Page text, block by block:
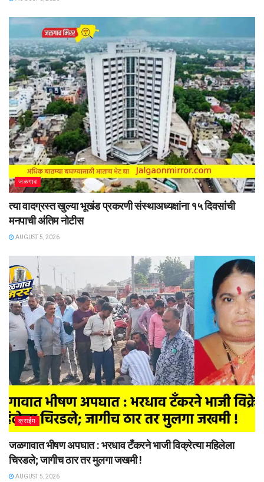
जळगाव
त्या वादग्रस्त खुल्या भूखंड प्रकरणी संस्थाअध्यक्षांना १५ दिवसांची
मनपाची अंतिम नोटीस
AUGUST 5, 2026
क्राईम
जळगावात भीषण अपघात : भरधाव टँकरने भाजी विक्रेत्या महिलेला
चिरडले; जागीच ठार तर मुलगा जखमी !
AUGUST 5, 2026